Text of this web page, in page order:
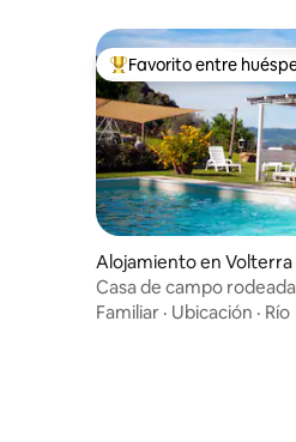
Favorito entre
Favorito entre
Alojamiento en Volterra
Casa de campo
Familiar · Ubicación · Río